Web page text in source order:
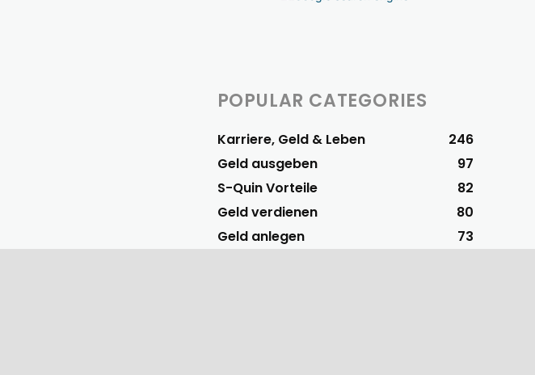
POPULAR CATEGORIES
Karriere, Geld & Leben
246
Geld ausgeben
97
S-Quin Vorteile
82
Geld verdienen
80
Geld anlegen
73